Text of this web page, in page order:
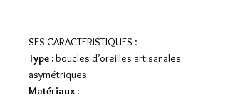
SES CARACTERISTIQUES :
Type :boucles d’oreilles artisanales
asymétriques
Matériaux :